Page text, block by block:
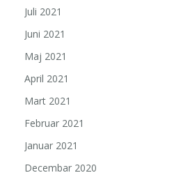
Juli 2021
Juni 2021
Maj 2021
April 2021
Mart 2021
Februar 2021
Januar 2021
Decembar 2020